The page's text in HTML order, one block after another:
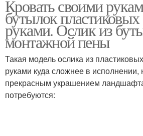
Кровать своими
бутылок
руками. Ослик из
монтажной пены
Такая модель ослика из
руками куда сложнее в исполнении,
прекрасным украшением
потребуются: